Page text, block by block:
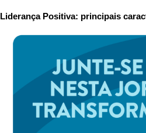
Liderança Positiva: principais